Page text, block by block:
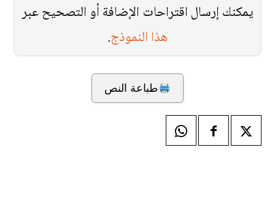
يمكنك إرسال اقتراحات الإضافة أو التصحيح عبر
هذا النموذج.
طباعة النص